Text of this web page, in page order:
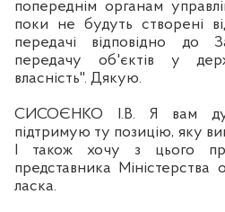
попереднім органам
поки не будуть створені
передачі відповідно до
передачу об'єктів у
власність". Дякую.
СИСОЄНКО І. В. Я вам
підтримую ту позицію, яку
І також хочу з цього
представника Міністерства
ласка.